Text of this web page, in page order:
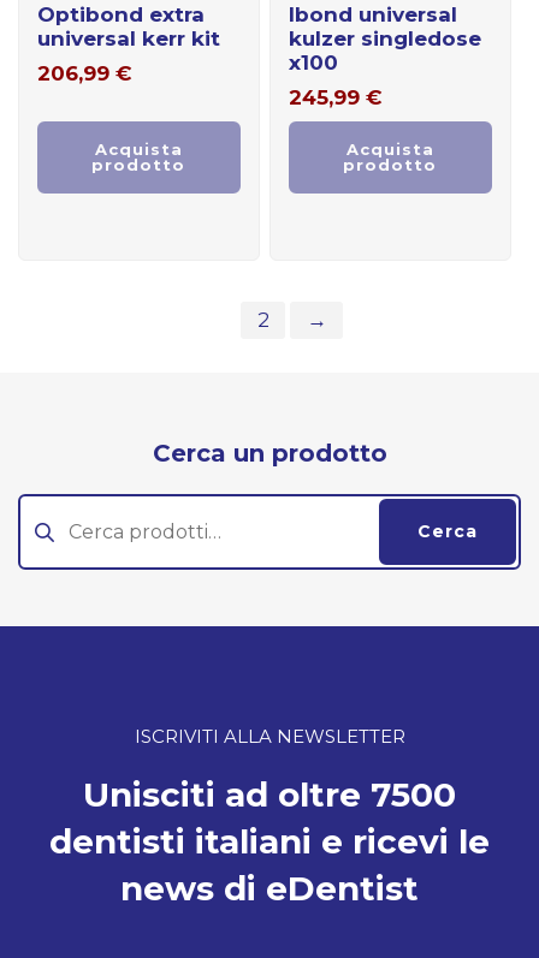
optibond extra
universal kerr kit
206,99 €
Acquista
prodotto
ibond universal
kulzer singledose
x100
245,99 €
Acquista
prodotto
2 →
Cerca un prodotto
Cerca:
Cerca
ISCRIVITI ALLA NEWSLETTER
Unisciti ad oltre 7500
dentisti italiani e ricevi le
news di eDentist